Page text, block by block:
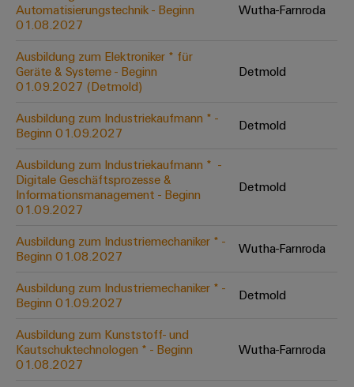
Verbindungslösungen
für
Konventionelle
Energieerzeugung
Zukunftssicherheit
für
bewährte
Maschinenbau
Lösungen
für
verschiedene
Segmente
der
und
Fabrikautomation
Öl
&
Systeme
Lösungen
Dezentrale
Automatisierung
Lösungen
IIoT
&
Automation
Software
Industrial
Industrial
Automation
Elektronikgehäuse
Blitz-
und
Überspannungsschutz
PV
Feldbusverteiler
Automatisierung
&
Software
I/O-
Systeme
Technischer
Support
Umweltbezogene
Produktkonformität
Engineering
Daten
Technische
Produktkataloge
Reparatur
und
Ersatzteile
Trainings
Webinare
PSIRT
Pressekontakt
Unsere
IIoT
and
Partner
Netzwerk
IIoT
Automation
Solution
Offene
Ausbildungs-
und
Studienplätze
Aktuelle
Termine
Workshops
für
Schulklassen
Automatisierungstechnik - Beginn
01.08.2027
Wutha-Farnroda
Ausbildung zum Elektroniker * für
Geräte & Systeme - Beginn
01.09.2027 (Detmold)
Detmold
Ausbildung zum Industriekaufmann * -
Beginn 01.09.2027
Detmold
Ausbildung zum Industriekaufmann * ​ -
Digitale Geschäftsprozesse &
Informationsmanagement - Beginn
01.09.2027
Detmold
Ausbildung zum Industriemechaniker * -
Beginn 01.08.2027
Wutha-Farnroda
Ausbildung zum Industriemechaniker * -
Beginn 01.09.2027
Detmold
Ausbildung zum Kunststoff- und
Kautschuktechnologen * - Beginn
01.08.2027
Wutha-Farnroda